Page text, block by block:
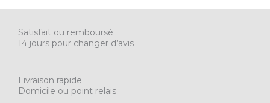
Satisfait ou remboursé
14 jours pour changer d’avis
Livraison rapide
Domicile ou point relais